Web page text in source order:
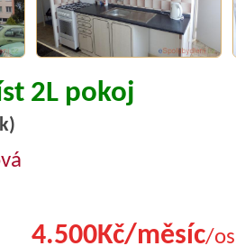
2L pokoj
4.500Kč/měsíc/